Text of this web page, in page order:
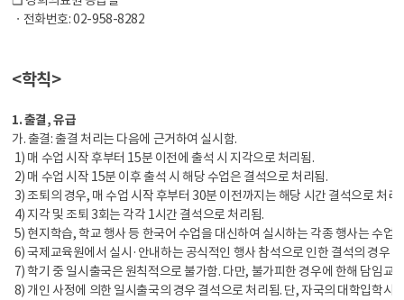
ㆍ전화번호: 02-958-8282
<학칙>
1. 출결, 유급
가. 출결: 출결 처리는 다음에 근거하여 실시함.
1) 매 수업 시작 후부터 15분 이전에 출석 시 지각으로 처리됨.
2) 매 수업 시작 15분 이후 출석 시 해당 수업은 결석으로 처리됨.
3) 조퇴의 경우, 매 수업 시작 후부터 30분 이전까지는 해당 시간 결석으로 처
4) 지각 및 조퇴 3회는 각각 1시간 결석으로 처리됨.
5) 현지학습, 학교 행사 등 한국어 수업을 대신하여 실시하는 각종 행사는 수
6) 국제교육원에서 실시·안내하는 공식적인 행사 참석으로 인한 결석의 경우
7) 학기 중 일시출국은 원칙적으로 불가함. 다만, 불가피한 경우에 한해 담임교
8) 개인 사정에 의한 일시출국의 경우 결석으로 처리됨. 단, 자국의 대학입학